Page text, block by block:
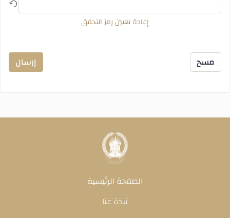
إعادة تعيين رمز التحقق
مسح إرسال
الصفحة الرئيسية
نبذة عنا